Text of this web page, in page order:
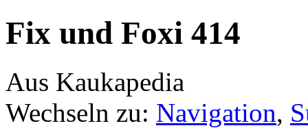
Fix und Foxi 414
Aus Kaukapedia
Wechseln zu: Navigation,